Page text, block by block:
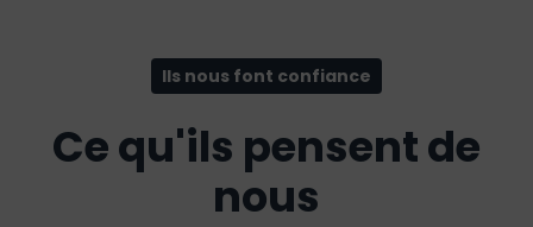
Ils nous font confiance
Ce qu'ils pensent de
nous